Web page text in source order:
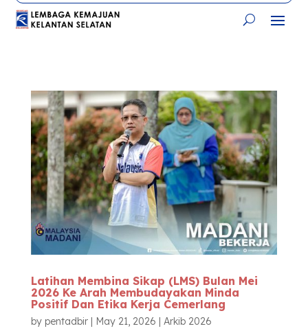
Latihan Membina Sikap (LMS) Bulan Mei
2026 Ke Arah Membudayakan Minda
Positif Dan Etika Kerja Cemerlang
by pentadbir| May 21, 2026 | Arkib 2026